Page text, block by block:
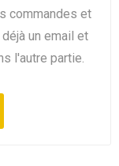
commandes et
un email et
l'autre partie.